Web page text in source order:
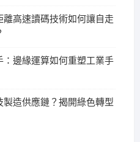
高速讀碼技術如何讓自走
邊緣運算如何重塑工業手
造供應鏈？揭開綠色轉型